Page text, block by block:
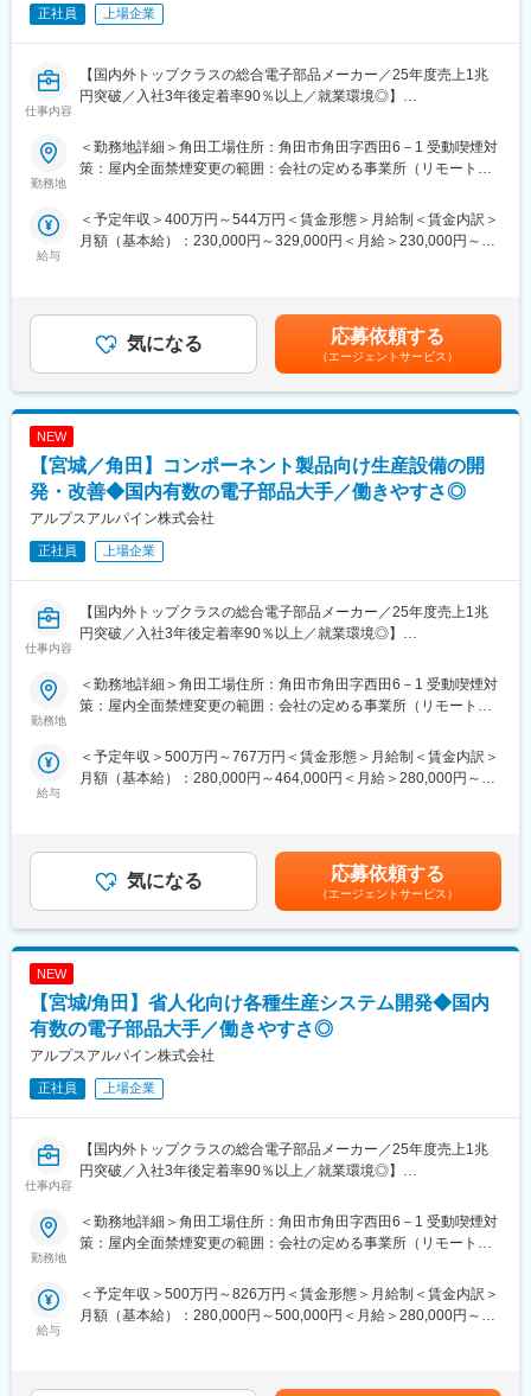
みを行っています。中途入社社員を対象としたキャリア研修、職
きる！
習得。資格取得費用は会社負担、研修センターやメンター制度も
あり、安心して成長できます。
■取り扱い製品：
（1）蒸気ボイラ：ビルや広い地域の冷暖房設備（地域冷暖房）、
す。
（2）温水ヒータ：大量のお湯を使用するスーパー銭湯やスポーツ
■働き方／福利厚生：
・社用車貸与あり
・出張：近隣県のため日帰りメイン
・夜勤：就業時間外に故障などで緊急対応が発生する場合はあり
ますが、1次対応をコールセンターを別会社に委託しているため、
・休日出勤：繁忙期は10月～2月の秋冬シーズン。お客様の都合
により、どうしても休日作業が必要な場合は月1～2回程度休日出
勤が発生することがあります。
■企業の特徴
創業100年の老舗メーカーとして、安定した経営基盤を誇りま
生も充実。社員の挑戦を尊重し、長期的なキャリア形成を支援す
る文化があります。
正社員 上場企業
仕事内容
【国内外トップクラスの総合電子部品メーカー／25年度売上1兆
円突破／入社3年後定着率90％以上／就業環境◎】
■業務内容：
部品加工設備オペレーター（プレス機、成形機）
タクトスイッチ製品向け基幹部品の製造
・有給休暇取得もしやすい職場
■福利厚生面：
・独身寮／社宅制度（約1万円/月）／社宅家賃補助制度／入社に
伴う引っ越し手当会社負担（住宅関連制度にて社内規定あり）
／平均月残業は12.6H
・仕事と子育て／介護の両立支援制度充実／育児休業復帰率
100％（23年度時点）／平均勤続年数17.7年
■企業説明：
東証プライム上場の大手総合電子部品グローバルメーカーで、
ます。
主要な市場は国内以外にも、米州／欧州／中国／ASEAN／インド
が働きやすい環境づくりにも尽力しています。社内公募制度を活
用して自分のキャリアを自由に選択できる環境が整っています。
変更の範囲：会社の定める業務
勤務地
＜勤務地詳細＞角田工場住所：角田市角田字西田6－1 受動喫煙対
策：屋内全面禁煙変更の範囲：会社の定める事業所（リモートワ
給与
＜予定年収＞400万円～544万円＜賃金形態＞月給制＜賃金内訳＞
月額（基本給）：230,000円～329,000円＜月給＞230,000円～
績：平均17,000円賃金はあくまでも目安の金額であり、選考を通
じて上下する可能性があります。月給(月額)は固定手当を含めた表
記です。
気になる 応募依頼する
（エージェントサービス）
NEW
【宮城／角田】コンポーネント製品向け生産設備の開
発・改善◆国内有数の電子部品大手／働きやすさ◎
アルプスアルパイン株式会社
正社員 上場企業
仕事内容
【国内外トップクラスの総合電子部品メーカー／25年度売上1兆
円突破／入社3年後定着率90％以上／就業環境◎】
■募集背景：
タクトスイッチ生産設備設計や無人化ライン実現の為の各種設備
■業務内容：
生産設備（自動機）設計
タクトスイッチ生産設備準備、生産設備改善
■当ポジションの魅力：
◎ゲーム機・スマホ・車関連で幅広い採用実績
◎希望により海外拠点での仕事も可能
■配属部署：
約40名(20～30代と40～60代までが半々）の職場で設計・組立・
制御・計測といった各分野毎の担当者が連携し生産設備の準備を
行っているため、チームワークを重視したとてもアットホームな
職場です。
・独身寮／社宅制度（約1万円/月）／社宅家賃補助制度／入社に
伴う引っ越し手当会社負担（住宅関連制度にて社内規定あり）
・仕事と子育て／介護の両立支援制度充実／育児休業復帰率
100％（23年度時点）／平均勤続年数17.7年
■企業説明：
東証プライム上場の大手総合電子部品グローバルメーカーで、
勤務地
＜勤務地詳細＞角田工場住所：角田市角田字西田6－1 受動喫煙対
策：屋内全面禁煙変更の範囲：会社の定める事業所（リモートワ
給与
＜予定年収＞500万円～767万円＜賃金形態＞月給制＜賃金内訳＞
月額（基本給）：280,000円～464,000円＜月給＞280,000円～
績：平均17,000円賃金はあくまでも目安の金額であり、選考を通
じて上下する可能性があります。月給(月額)は固定手当を含めた表
記です。
気になる 応募依頼する
（エージェントサービス）
NEW
【宮城/角田】省人化向け各種生産システム開発◆国内
有数の電子部品大手／働きやすさ◎
アルプスアルパイン株式会社
正社員 上場企業
仕事内容
【国内外トップクラスの総合電子部品メーカー／25年度売上1兆
円突破／入社3年後定着率90％以上／就業環境◎】
■募集背景：
AIやIoT技術を活用し既存生産ラインに実装・改善出来る現場志向
■業務内容：
製造ラインのシステム開発
勤務地
＜勤務地詳細＞角田工場住所：角田市角田字西田6－1 受動喫煙対
策：屋内全面禁煙変更の範囲：会社の定める事業所（リモートワ
給与
＜予定年収＞500万円～826万円＜賃金形態＞月給制＜賃金内訳＞
月額（基本給）：280,000円～500,000円＜月給＞280,000円～